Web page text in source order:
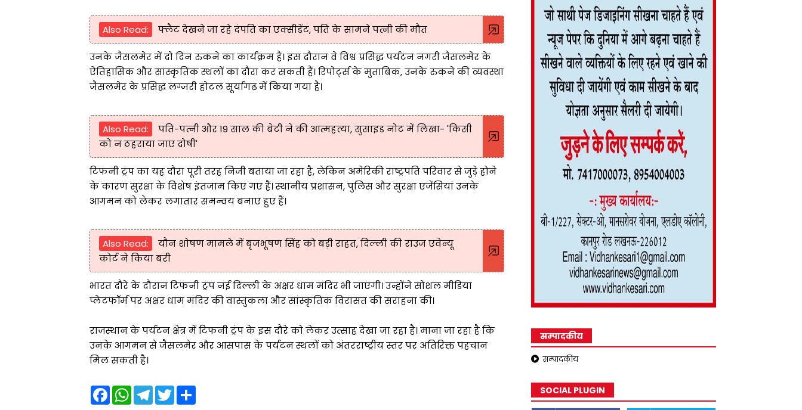
Also Read: फ्लैट देखने जा रहे दंपति का एक्सीडेंट, पति के सामने पत्नी की मौत
उनके जैसलमेर में दो दिन रुकने का कार्यक्रम है। इस दौरान वे विश्व प्रसिद्ध पर्यटन नगरी जैसलमेर के
ऐतिहासिक और सांस्कृतिक स्थलों का दौरा कर सकती हैं। रिपोर्ट्स के मुताबिक, उनके रुकने की व्यवस्था
जैसलमेर के प्रसिद्ध लग्जरी होटल सूर्यागढ़ में किया गया है।
Also Read:
पति-पत्नी और 19 साल की बेटी ने की आत्महत्या, सुसाइड नोट में लिखा- 'किसी
को न ठहराया जाए दोषी'
टिफनी ट्रंप का यह दौरा पूरी तरह निजी बताया जा रहा है, लेकिन अमेरिकी राष्ट्रपति परिवार से जुड़े होने
के कारण सुरक्षा के विशेष इंतजाम किए गए हैं। स्थानीय प्रशासन, पुलिस और सुरक्षा एजेंसियां उनके
आगमन को लेकर लगातार समन्वय बनाए हुए हैं।
Also Read:
यौन शोषण मामले में बृजभूषण सिंह को बड़ी राहत, दिल्ली की राउज एवेन्यू
कोर्ट ने किया बरी
भारत दौरे के दौरान टिफनी ट्रंप नई दिल्ली के अक्षर धाम मंदिर भी जाएंगी। उन्होंने सोशल मीडिया
प्लेटफॉर्म पर अक्षर धाम मंदिर की वास्तुकला और सांस्कृतिक विरासत की सराहना की।
राजस्थान के पर्यटन क्षेत्र में टिफनी ट्रंप के इस दौरे को लेकर उत्साह देखा जा रहा है। माना जा रहा है कि
उनके आगमन से जैसलमेर और आसपास के पर्यटन स्थलों को अंतरराष्ट्रीय स्तर पर अतिरिक्त पहचान
मिल सकती है।
F
a
W
T
e
T
S
सम्पादकीय
सम्पादकीय
SOCIAL PLUGIN